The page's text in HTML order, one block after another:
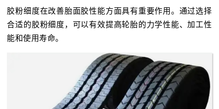
胶粉细度在改善胎面胶性能方面具有重要作用。通过选择
合适的胶粉细度，可以有效提高轮胎的力学性能、加工性
能和使用寿命。